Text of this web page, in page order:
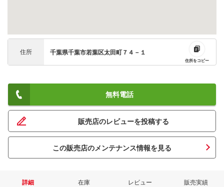
住所 千葉県千葉市若葉区太田町７４－１
住所をコピー
無料電話
販売店のレビューを投稿する
この販売店のメンテナンス情報を見る
詳細 在庫 レビュー 販売実績